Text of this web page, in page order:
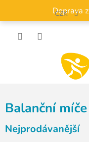
obsah
Doprava
CZK
Balanční míče
Nejprodávanější